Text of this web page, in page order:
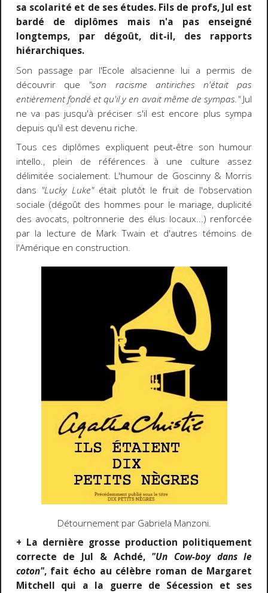
sa scolarité et de ses études. Fils de profs, Jul est
bardé de diplômes mais n'a pas enseigné
longtemps, par dégoût, dit-il, des rapports
hiérarchiques.
Son passage par l'Ecole alsacienne lui a permis de
découvrir que "son racisme antiriches n'était pas
entièrement fondé et qu'il y en avait même de sympas."Jul
ne va pas jusqu'à préciser s'il est encore plus sympa
depuis qu'il est devenu riche.
Tous ces diplômes expliquent peut-être son humour
intello., plein de références à une culture assez
délimitée socialement. L'humour de Goscinny & Morris
dans "Lucky Luke"était plutôt le fruit de l'observation
sociale (dégoût des hommes pour le mariage, duplicité
des avocats, poltronnerie des élus locaux...) renforcée
par la lecture de Mark Twain et d'autres témoins de
l'Amérique en construction.
Détournement par Gabriela Manzoni.
+ La dernière grosse production politiquement
correcte de Jul & Achdé, "Un Cow-boy dans le
coton", fait écho au célèbre roman de Margaret
Mitchell qui a la guerre de Sécession et ses